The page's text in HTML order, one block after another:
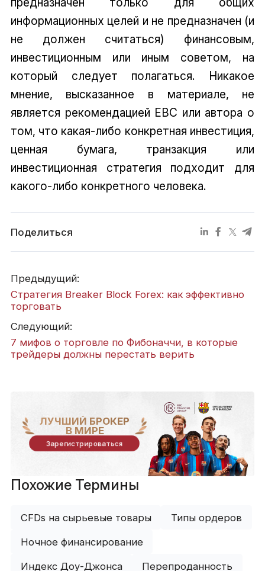
информационных целей и не предназначен (и
не должен считаться) финансовым,
инвестиционным или иным советом, на
который следует полагаться. Никакое
мнение, высказанное в материале, не
является рекомендацией EBC или автора о
том, что какая-либо конкретная инвестиция,
ценная бумага, транзакция или
инвестиционная стратегия подходит для
какого-либо конкретного человека.
Поделиться
Предыдущий:
Стратегия Breaker Block Forex: как эффективно
торговать
Следующий:
7 мифов о торговле по Фибоначчи, в которые
трейдеры должны перестать верить
ЛУЧШИЙ БРОКЕР
В МИРЕ
Зарегистрироваться
Похожие Термины
CFDs на сырьевые товары Типы ордеров
Ночное финансирование
Индекс Доу-Джонса Перепроданность